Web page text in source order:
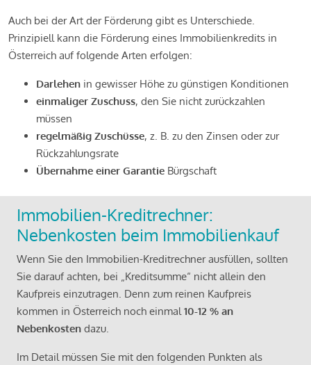
Auch bei der Art der Förderung gibt es Unterschiede.
Prinzipiell kann die Förderung eines Immobilienkredits in
Österreich auf folgende Arten erfolgen:
Darlehen in gewisser Höhe zu günstigen Konditionen
einmaliger Zuschuss, den Sie nicht zurückzahlen
müssen
regelmäßig Zuschüsse, z. B. zu den Zinsen oder zur
Rückzahlungsrate
Übernahme einer Garantie Bürgschaft
Immobilien-Kreditrechner:
Nebenkosten beim Immobilienkauf
Wenn Sie den Immobilien-Kreditrechner ausfüllen, sollten
Sie darauf achten, bei „Kreditsumme“ nicht allein den
Kaufpreis einzutragen. Denn zum reinen Kaufpreis
kommen in Österreich noch einmal10-12 % an
Nebenkosten dazu.
Im Detail müssen Sie mit den folgenden Punkten als